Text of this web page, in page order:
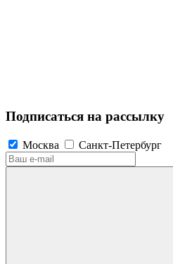
Подписаться на рассылку
Москва Санкт-Петербург